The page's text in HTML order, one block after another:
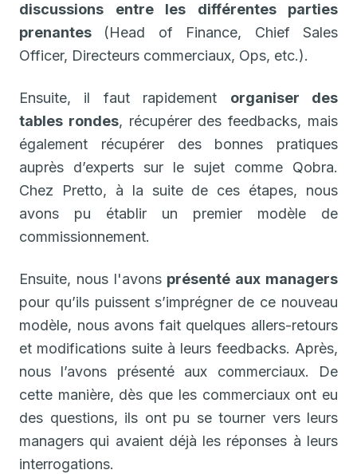
discussions entre les différentes parties
prenantes (Head of Finance, Chief Sales
Officer, Directeurs commerciaux, Ops, etc.).
Ensuite, il faut rapidement organiser des
tables rondes, récupérer des feedbacks, mais
également récupérer des bonnes pratiques
auprès d’experts sur le sujet comme Qobra.
Chez Pretto, à la suite de ces étapes, nous
avons pu établir un premier modèle de
commissionnement.
Ensuite, nous l'avons présenté aux managers
pour qu’ils puissent s’imprégner de ce nouveau
modèle, nous avons fait quelques allers-retours
et modifications suite à leurs feedbacks. Après,
nous l’avons présenté aux commerciaux. De
cette manière, dès que les commerciaux ont eu
des questions, ils ont pu se tourner vers leurs
managers qui avaient déjà les réponses à leurs
interrogations.